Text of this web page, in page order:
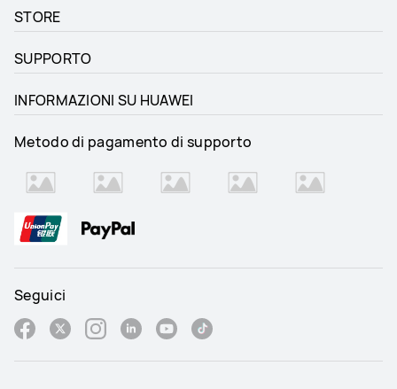
STORE
SUPPORTO
INFORMAZIONI SU HUAWEI
Metodo di pagamento di supporto
Seguici